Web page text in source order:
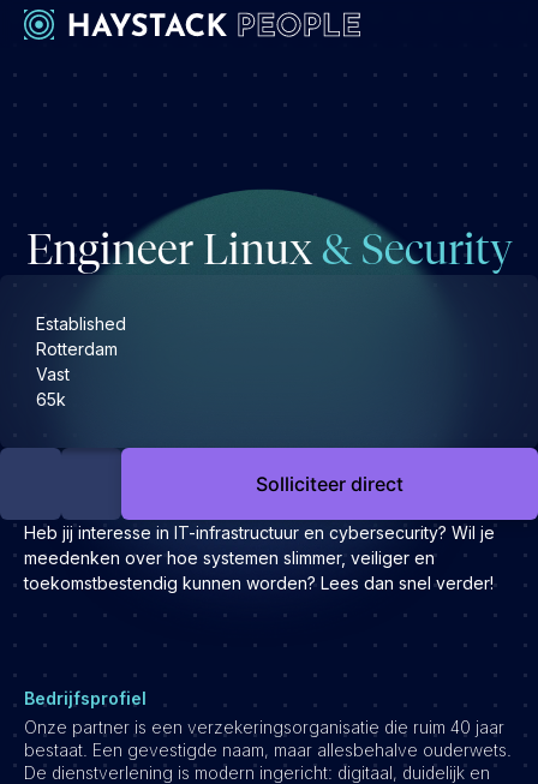
Werkgevers
Engineering & leadership
Executive search
Operations & HR
Product
Kandidaten
Development
Engineering & leadership
Product
Sales
Specialistische techrollen
Engineer Linux& Security
Established
Rotterdam
Vast
65k
Solliciteer direct
Heb jij interesse in IT-infrastructuur en cybersecurity? Wil je
meedenken over hoe systemen slimmer, veiliger en
toekomstbestendig kunnen worden? Lees dan snel verder!
Bedrijfsprofiel
Onze partner is een verzekeringsorganisatie die ruim 40 jaar
bestaat. Een gevestigde naam, maar allesbehalve ouderwets.
De dienstverlening is modern ingericht: digitaal, duidelijk en